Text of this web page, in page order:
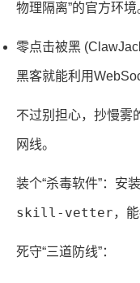
物理隔离”的官方环境
零点击被黑
黑客就能利用
不过别担心，抄慢雾
网线。
装个“杀毒软件”：安
skill-vetter，
死守“三道防线”：